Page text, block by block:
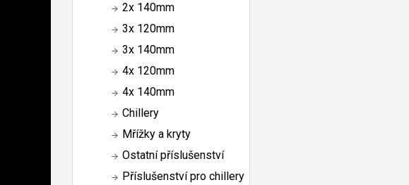
2x 140mm
3x 120mm
3x 140mm
4x 120mm
4x 140mm
Chillery
Mřížky a kryty
Ostatní příslušenství
Příslušenství pro chillery